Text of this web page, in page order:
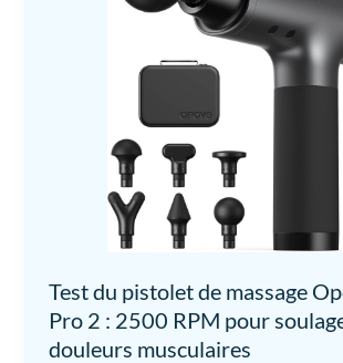
Test du pistolet de massage
Pro 2 : 2500 RPM pour
douleurs musculaires